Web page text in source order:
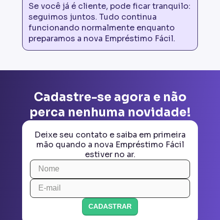
Se você já é cliente, pode ficar tranquilo:
seguimos juntos. Tudo continua
funcionando normalmente enquanto
preparamos a nova Empréstimo Fácil.
Cadastre-se agora e não
perca nenhuma novidade!
Deixe seu contato e saiba em primeira
mão quando a nova Empréstimo Fácil
estiver no ar.
CADASTRAR